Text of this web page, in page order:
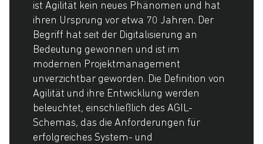
ist Agilität kein neues Phänomen und hat
ihren Ursprung vor etwa 70 Jahren. Der
Begriff hat seit der Digitalisierung an
Bedeutung gewonnen und ist im
modernen Projektmanagement
unverzichtbar geworden. Die Definition von
Agilität und ihre Entwicklung werden
beleuchtet, einschließlich des AGIL-
Schemas, das die Anforderungen für
erfolgreiches System- und